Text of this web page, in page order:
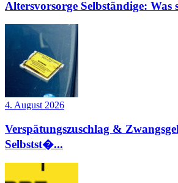
Altersvorsorge Selbständige: Was
4. August 2026
Verspätungszuschlag &
Selbstst�...